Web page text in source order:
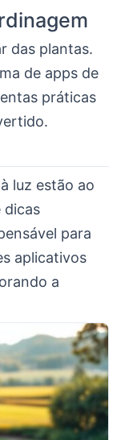
das plantas.
de apps de
práticas
luz estão ao
dicas
para
aplicativos
a